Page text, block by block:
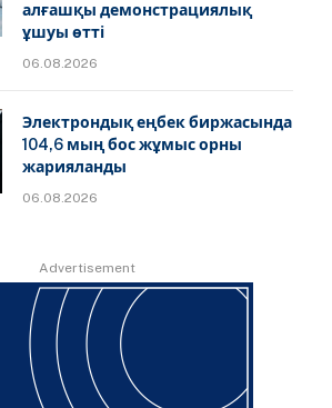
алғашқы демонстрациялық
ұшуы өтті
06.08.2026
Электрондық еңбек биржасында
104,6 мың бос жұмыс орны
жарияланды
06.08.2026
Advertisement